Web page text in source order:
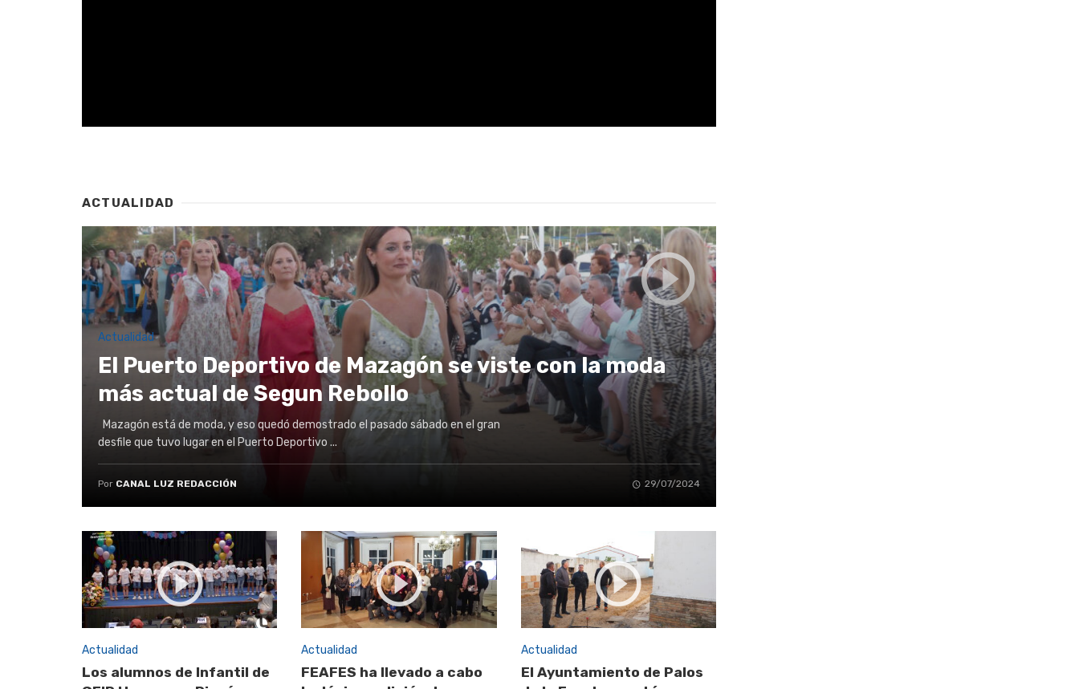
ACTUALIDAD
Actualidad
El Puerto Deportivo de Mazagón se viste con la moda
más actual de Segun Rebollo
Mazagón está de moda, y eso quedó demostrado el pasado sábado en el gran
desfile que tuvo lugar en el Puerto Deportivo ...
Por CANAL LUZ REDACCIÓN 29/07/2024
Actualidad
Los alumnos de Infantil de
Actualidad
FEAFES ha llevado a cabo
Actualidad
El Ayuntamiento de Palos